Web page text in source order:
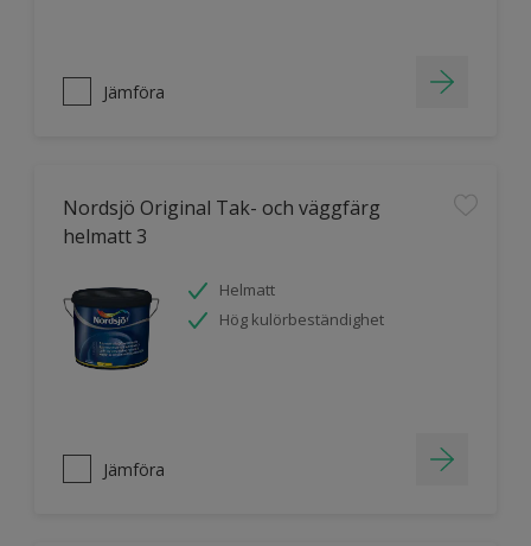
Jämföra
Nordsjö Original Tak- och väggfärg
helmatt 3
Helmatt
Hög kulörbeständighet
Jämföra